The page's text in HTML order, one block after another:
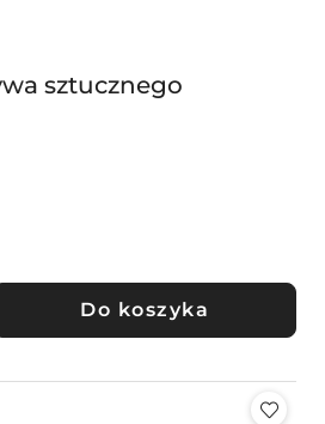
sztucznego
Do koszyka